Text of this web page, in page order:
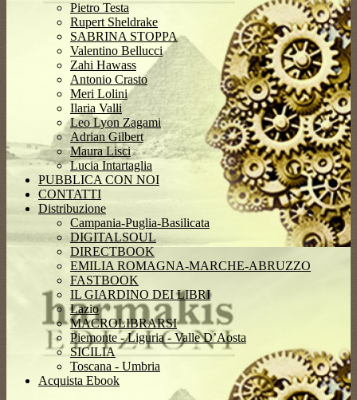
Pietro Testa
Rupert Sheldrake
SABRINA STOPPA
Valentino Bellucci
Zahi Hawass
Antonio Crasto
Meri Lolini
Ilaria Valli
Leo Lyon Zagami
Adrian Gilbert
Maura Lisci
Lucia Intartaglia
PUBBLICA CON NOI
CONTATTI
Distribuzione
Campania-Puglia-Basilicata
DIGITALSOUL
DIRECTBOOK
EMILIA ROMAGNA-MARCHE-ABRUZZO
FASTBOOK
IL GIARDINO DEI LIBRI
Lazio
MACROLIBRARSI
Piemonte - Liguria - Valle D’Aosta
SICILIA
Toscana - Umbria
Acquista Ebook